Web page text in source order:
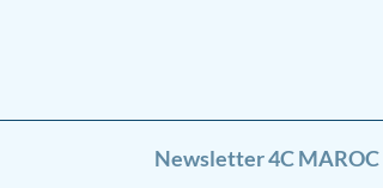
Newsletter 4C MAROC